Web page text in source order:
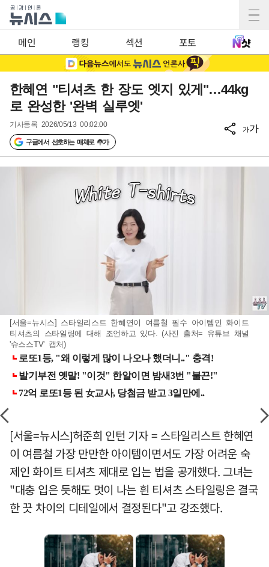
메인 랭킹 섹션 포토
한혜연 "티셔츠 한 장도 엣지 있게"…44kg
로 완성한 '완벽 실루엣'
기사등록 2026/05/13 00:02:00
구글에서 선호하는 매체로 추가
가가
[서울=뉴시스] 스타일리스트 한혜연이 여름철 필수 아이템인 화이트
티셔츠의 스타일링에 대해 조언하고 있다. (사진 출처= 유튜브 채널
'슈스스TV' 캡처)
[서울=뉴시스]허준희 인턴 기자 = 스타일리스트 한혜연
이 여름철 가장 만만한 아이템이면서도 가장 어려운 숙
제인 화이트 티셔츠 제대로 입는 법을 공개했다. 그녀는
"대충 입은 듯해도 멋이 나는 흰 티셔츠 스타일링은 결국
한 끗 차이의 디테일에서 결정된다"고 강조했다.